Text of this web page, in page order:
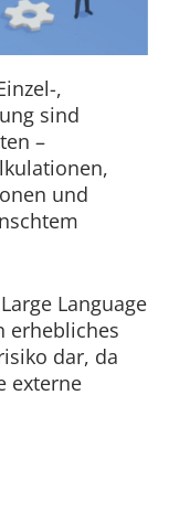
,
sind
–
und
Language
erhebliches
dar, da
externe